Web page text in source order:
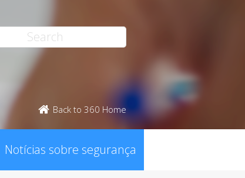
Back to 360 Home
Notícias sobre segurança